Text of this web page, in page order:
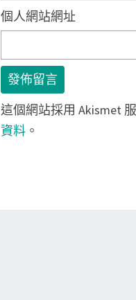
個人網站網址
這個網站採用 Akismet
資料 。